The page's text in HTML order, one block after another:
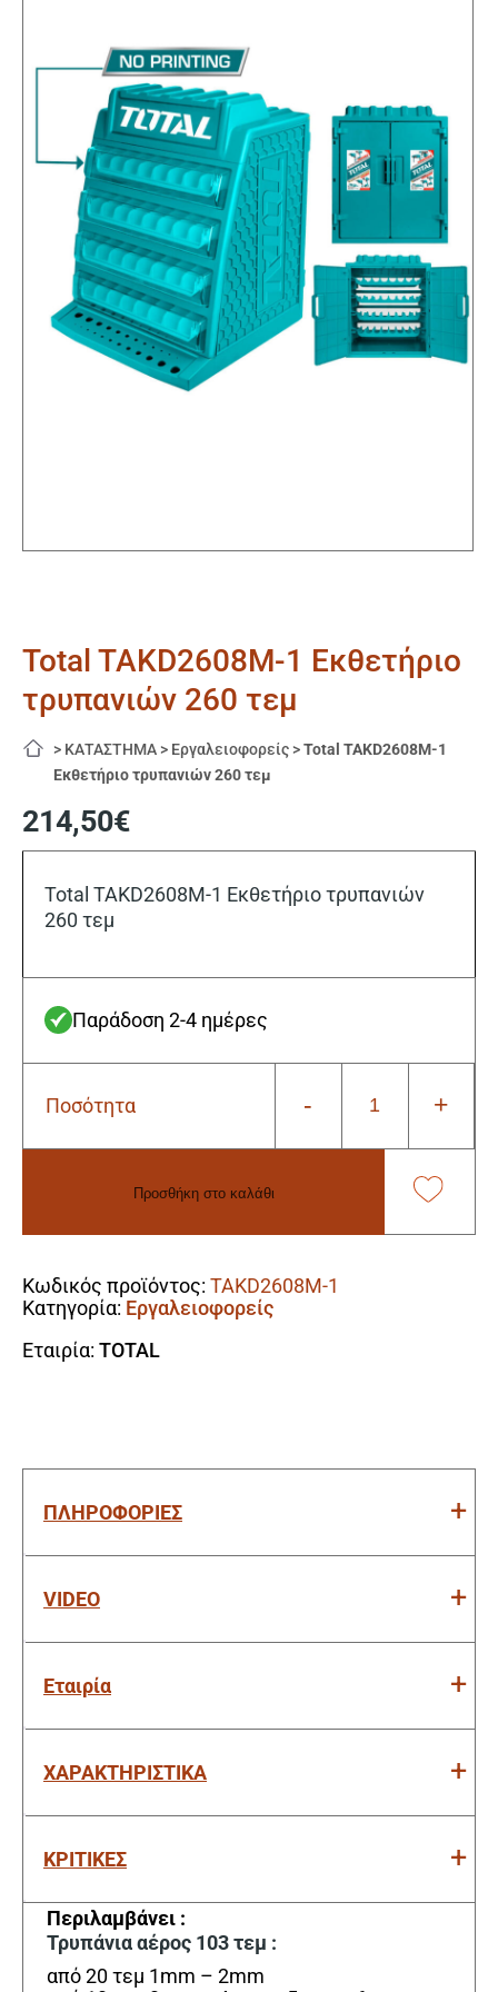
Total TAKD2608M-1 Εκθετήριο
τρυπανιών 260 τεμ
> ΚΑΤΑΣΤΗΜΑ > Εργαλειοφορείς >Total TAKD2608M-1
Εκθετήριο τρυπανιών 260 τεμ
214,50€
Total TAKD2608M-1 Εκθετήριο τρυπανιών
260 τεμ
Παράδοση 2-4 ημέρες
Ποσότητα -
Total
ποσότητα
+
Προσθήκη στο καλάθι
Κωδικός προϊόντος: TAKD2608M-1
Κατηγορία: Εργαλειοφορείς
Εταιρία: TOTAL
ΠΛΗΡΟΦΟΡΙΕΣ
VIDEO
Εταιρία
ΧΑΡΑΚΤΗΡΙΣΤΙΚΑ
ΚΡΙΤΙΚΕΣ
Περιλαμβάνει :
Τρυπάνια αέρος 103 τεμ :
από 20 τεμ 1mm – 2mm